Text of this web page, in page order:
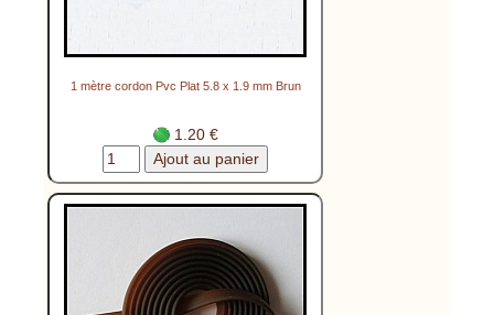
1 mètre cordon Pvc Plat 5.8 x 1.9 mm Brun
1.20 €